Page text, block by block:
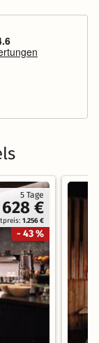
5 Tage
628 €
1.256 €
- 43 %